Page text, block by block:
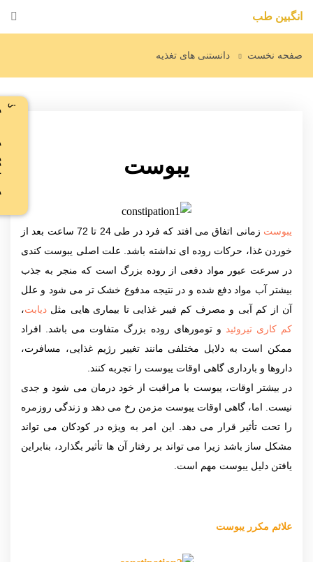
انگبین طب
صفحه نخست دانستنی های تغذیه
یبوست
یبوست
زمانی اتفاق می افتد که فرد در طی 24 تا 72 ساعت بعد از
خوردن غذا، حرکات روده ای نداشته باشد. علت اصلی یبوست کندی
در سرعت عبور مواد دفعی از روده بزرگ است که منجر به جذب
بیشتر آب مواد دفع شده و در نتیجه مدفوع خشک تر می شود و علل
آن از کم آبی و مصرف کم فیبر غذایی تا بیماری هایی مثل دیابت،
کم کاری تیروئید و تومورهای روده بزرگ متفاوت می باشد. افراد
ممکن است به دلایل مختلفی مانند تغییر رژیم غذایی، مسافرت،
داروها و بارداری گاهی اوقات یبوست را تجربه کنند.
در بیشتر اوقات، یبوست با مراقبت از خود درمان می شود و جدی
نیست. اما، گاهی اوقات یبوست مزمن رخ می دهد و زندگی روزمره
را تحت تأثیر قرار می دهد. این امر به ویژه در کودکان می تواند
مشکل ساز باشد زیرا می تواند بر رفتار آن ها تأثیر بگذارد، بنابراین
یافتن دلیل یبوست مهم است.
علائم مکرر یبوست